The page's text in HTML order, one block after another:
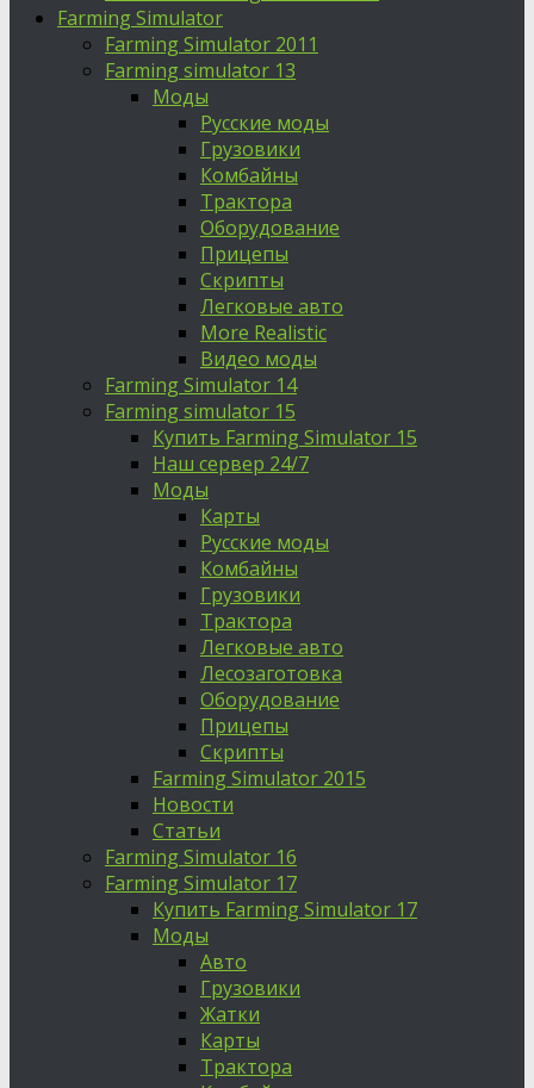
Farming Simulator
Farming Simulator 2011
Farming simulator 13
Моды
Русские моды
Грузовики
Комбайны
Трактора
Оборудование
Прицепы
Скрипты
Легковые авто
More Realistic
Видео моды
Farming Simulator 14
Farming simulator 15
Купить Farming Simulator 15
Наш сервер 24/7
Моды
Карты
Русские моды
Комбайны
Грузовики
Трактора
Легковые авто
Лесозаготовка
Оборудование
Прицепы
Скрипты
Farming Simulator 2015
Новости
Статьи
Farming Simulator 16
Farming Simulator 17
Купить Farming Simulator 17
Моды
Авто
Грузовики
Жатки
Карты
Трактора